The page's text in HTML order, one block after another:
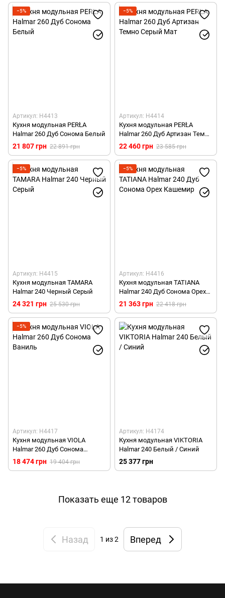
−5%
Артикул: H4413
Кухня модульная PERŁA
Halmar 260 Дуб Сонома Белый
21 807 грн 22 891 грн
−5%
Артикул: H4414
Кухня модульная PERŁA
Halmar 260 Дуб Артизан Темно
Серый Мат
22 460 грн 23 585 грн
−5%
Артикул: H4415
Кухня модульная TAMARA
Halmar 240 Черный Серый
24 321 грн 25 530 грн
−5%
Артикул: H4416
Кухня модульная TATIANA
Halmar 240 Дуб Сонома Орех
Кашемир
21 363 грн 22 418 грн
−5%
Артикул: H4417
Кухня модульная VIOLA
Halmar 260 Дуб Сонома
Ваниль
18 474 грн 19 404 грн
Артикул: H4174
Кухня модульная VIKTORIA
Halmar 240 Белый / Синий
25 377 грн
Показать еще 12 товаров
Назад 1 из 2 Вперед